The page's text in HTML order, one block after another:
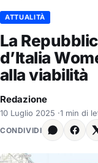
ATTUALITÀ
La
d’Italia
alla viabilità
Redazione
10 Luglio 2025 ·1 min di
CONDIVIDI